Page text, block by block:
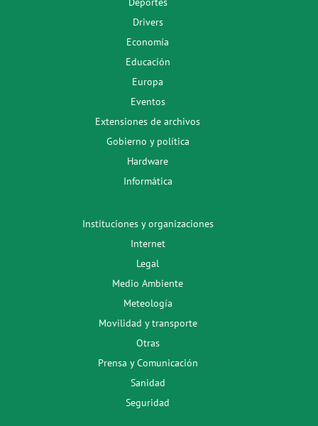
Drivers
Economía
Educación
Europa
Eventos
Extensiones de archivos
Gobierno y política
Hardware
Informática
Instituciones y organizaciones
Internet
Legal
Medio Ambiente
Meteología
Movilidad y transporte
Otras
Prensa y Comunicación
Sanidad
Seguridad